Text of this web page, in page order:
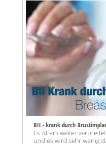
BII - krank durch
Es ist ein weiter
und es wird sehr wenig